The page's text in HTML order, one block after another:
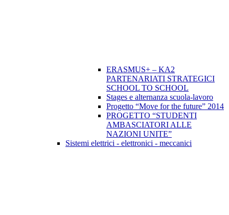
ERASMUS+ – KA2
PARTENARIATI STRATEGICI
SCHOOL TO SCHOOL
Stages e alternanza scuola-lavoro
Progetto “Move for the future” 2014
PROGETTO “STUDENTI
AMBASCIATORI ALLE
NAZIONI UNITE”
Sistemi elettrici - elettronici - meccanici